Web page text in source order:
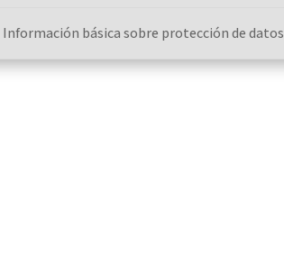
Información básica sobre protección de datos